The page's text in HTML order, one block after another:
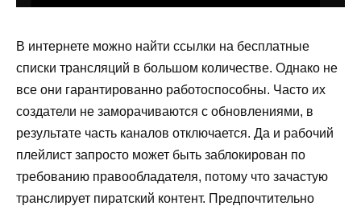
В интернете можно найти ссылки на бесплатные
списки трансляций в большом количестве. Однако не
все они гарантированно работоспособны. Часто их
создатели не заморачиваются с обновлениями, в
результате часть каналов отключается. Да и рабочий
плейлист запросто может быть заблокирован по
требованию правообладателя, потому что зачастую
транслирует пиратский контент. Предпочтительно